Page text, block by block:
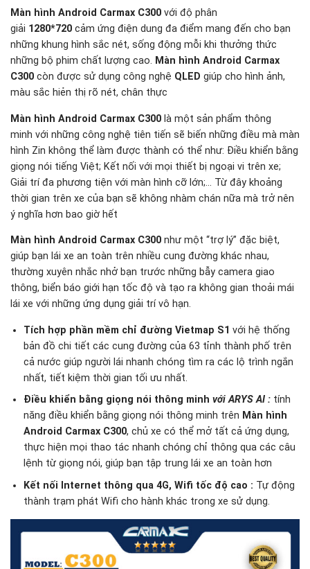
Màn hình Android Carmax C300 với độ phân
giải 1280*720 cảm ứng điện dung đa điểm mang đến cho bạn
những khung hình sắc nét, sống động mỗi khi thưởng thức
những bộ phim chất lượng cao. Màn hình Android Carmax
C300 còn được sử dụng công nghệ QLED giúp cho hình ảnh,
màu sắc hiẻn thị rõ nét, chân thực
Màn hình Android Carmax C300 là một sản phẩm thông
minh với những công nghệ tiên tiến sẽ biến những điều mà màn
hình Zin không thể làm được thành có thể như: Điều khiển bằng
giọng nói tiếng Việt; Kết nối với mọi thiết bị ngoại vi trên xe;
Giải trí đa phương tiện với màn hình cỡ lớn;… Từ đây khoảng
thời gian trên xe của bạn sẽ không nhàm chán nữa mà trở nên
ý nghĩa hơn bao giờ hết
Màn hình Android Carmax C300 như một “trợ lý” đặc biệt,
giúp bạn lái xe an toàn trên nhiều cung đường khác nhau,
thường xuyên nhắc nhở bạn trước những bẫy camera giao
thông, biển báo giới hạn tốc độ và tạo ra không gian thoải mái
lái xe với những ứng dụng giải trí vô hạn.
Tích hợp phần mềm chỉ đường Vietmap S1 với hệ thống
bản đồ chi tiết các cung đường của 63 tỉnh thành phố trên
cả nước giúp người lái nhanh chóng tìm ra các lộ trình ngắn
nhất, tiết kiệm thời gian tối ưu nhất.
Điều khiển bằng giọng nói thông minh với ARYS AI : tính
năng điều khiển bằng giọng nói thông minh trên Màn hình
Android Carmax C300, chủ xe có thể mở tất cả ứng dụng,
thực hiện mọi thao tác nhanh chóng chỉ thông qua các câu
lệnh từ giọng nói, giúp bạn tập trung lái xe an toàn hơn
Kết nối Internet thông qua 4G, Wifi tốc độ cao : Tự động
thành trạm phát Wifi cho hành khác trong xe sử dụng.